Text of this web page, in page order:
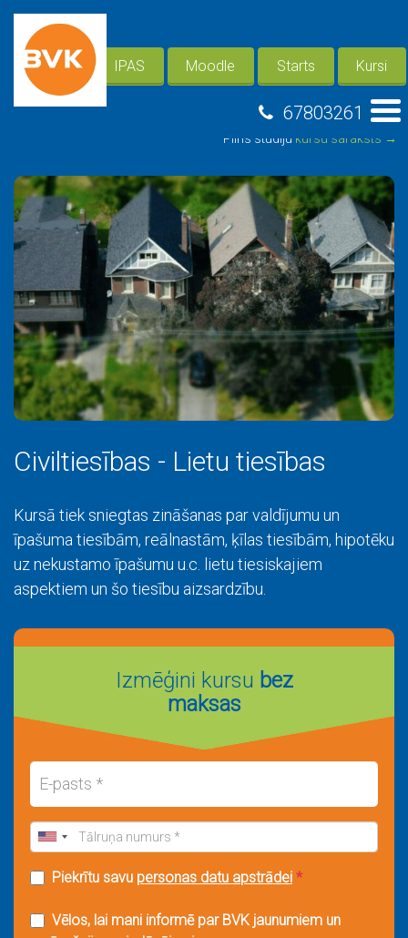
67803261
IPAS Moodle Starts Kursi
Pilns studiju kursu saraksts →
Civiltiesības - Lietu tiesības
Kursā tiek sniegtas zināšanas par valdījumu un
īpašuma tiesībām, reālnastām, ķīlas tiesībām, hipotēku
uz nekustamo īpašumu u.c. lietu tiesiskajiem
aspektiem un šo tiesību aizsardzību.
Izmēģini kursu bez
maksas
Piekrītu savu personas datu apstrādei *
Vēlos, lai mani informē par BVK jaunumiem un